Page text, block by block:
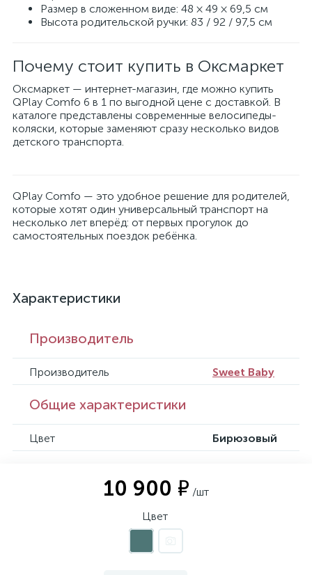
Размер в сложенном виде: 48 × 49 × 69,5 см
Высота родительской ручки: 83 / 92 / 97,5 см
Почему стоит купить в Оксмаркет
Оксмаркет — интернет-магазин, где можно купить
QPlay Comfo 6 в 1 по выгодной цене с доставкой. В
каталоге представлены современные велосипеды-
коляски, которые заменяют сразу несколько видов
детского транспорта.
QPlay Comfo — это удобное решение для родителей,
которые хотят один универсальный транспорт на
несколько лет вперёд: от первых прогулок до
самостоятельных поездок ребёнка.
Характеристики
Производитель
Производитель Sweet Baby
Общие характеристики
Цвет Бирюзовый
10 900 ₽ /шт
Цвет